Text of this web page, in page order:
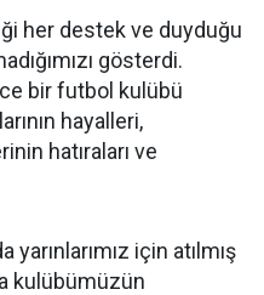
her destek ve duyduğu
gösterdi.
bir futbol kulübü
hayalleri,
hatıraları ve
yarınlarımız için atılmış
kulübümüzün